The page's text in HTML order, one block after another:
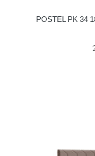
POSTEL PK 34